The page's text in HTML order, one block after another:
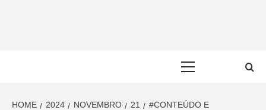
HOME 2024 NOVEMBRO 21
#CONTEÚDO E